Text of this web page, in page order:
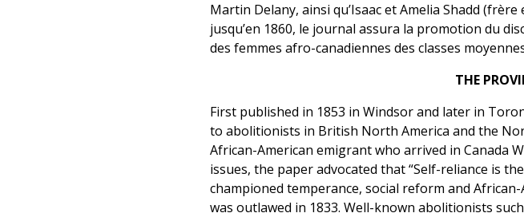
Martin Delany, ainsi qu’Isaac et Amelia Shadd
jusqu’en 1860, le journal assura la promotion du
des femmes afro-canadiennes des classes
THE
First published in 1853 in Windsor and later in
to abolitionists in British North America and the
African-American emigrant who arrived in Canada
issues, the paper advocated that “Self-reliance is
championed temperance, social reform and
was outlawed in 1833. Well-known abolitionists